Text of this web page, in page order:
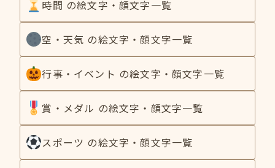
時間 の絵文字・顔文字一覧
空・天気 の絵文字・顔文字一覧
行事・イベント の絵文字・顔文字一覧
賞・メダル の絵文字・顔文字一覧
スポーツ の絵文字・顔文字一覧